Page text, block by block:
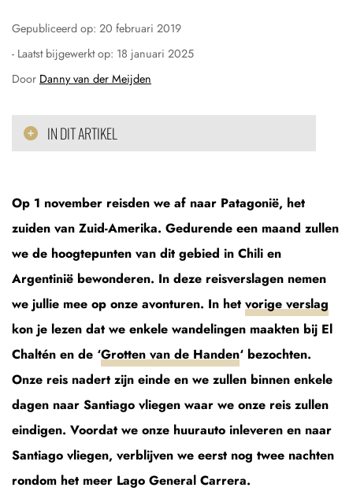
Gepubliceerd op: 20 februari 2019
- Laatst bijgewerkt op: 18 januari 2025
Door Danny van der Meijden
IN DIT ARTIKEL
Op 1 november reisden we af naar Patagonië, het
zuiden van Zuid-Amerika. Gedurende een maand zullen
we de hoogtepunten van dit gebied in Chili en
Argentinië bewonderen. In deze reisverslagen nemen
we jullie mee op onze avonturen. In het vorige verslag
kon je lezen dat we enkele wandelingen maakten bij El
Chaltén en de ‘Grotten van de Handen‘ bezochten.
Onze reis nadert zijn einde en we zullen binnen enkele
dagen naar Santiago vliegen waar we onze reis zullen
eindigen. Voordat we onze huurauto inleveren en naar
Santiago vliegen, verblijven we eerst nog twee nachten
rondom het meer Lago General Carrera.